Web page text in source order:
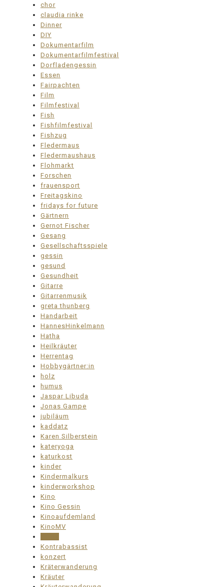
chor
claudia rinke
Dinner
DIY
Dokumentarfilm
Dokumentarfilmfestival
Dorfladengessin
Essen
Fairpachten
Film
Filmfestival
Fish
Fishfilmfestival
Fishzug
Fledermaus
Fledermaushaus
Flohmarkt
Forschen
frauensport
Freitagskino
fridays for future
Gärtnern
Gernot Fischer
Gesang
Gesellschaftsspiele
gessin
gesund
Gesundheit
Gitarre
Gitarrenmusik
greta thunberg
Handarbeit
HannesHinkelmann
Hatha
Heilkräuter
Herrentag
Hobbygärtner:in
holz
humus
Jaspar Libuda
Jonas Gampe
jubiläum
kaddatz
Karen Silberstein
kateryoga
katurkost
kinder
Kindermalkurs
kinderworkshop
Kino
Kino Gessin
Kinoaufdemland
KinoMV
Kontrabassist
konzert
Kräterwanderung
Kräuter